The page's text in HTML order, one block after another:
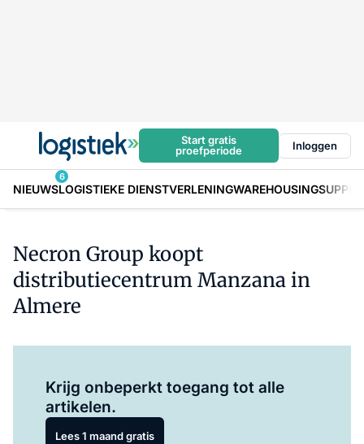
Start gratis
proefperiode
Inloggen
NIEUWS
6
LOGISTIEKE DIENSTVERLENINGWAREHOUSING
Necron Group koopt
distributiecentrum Manzana in
Almere
Krijg onbeperkt toegang tot alle
artikelen.
Lees 1 maand gratis